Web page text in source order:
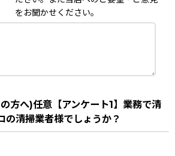
をお聞かせください。
方へ)任意【アンケート1】業務で清
の清掃業者様でしょうか？